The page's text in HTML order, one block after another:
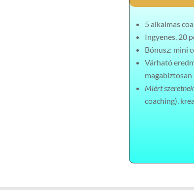
5 alkalmas
Ingyenes, 20
Bónusz: mini
Várható
magabiztosan
Miért
coaching),